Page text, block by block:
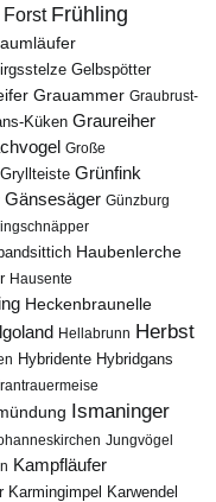
Frühling
Gelbspötter
Grauammer Graubrust-
Küken Graureiher
Große
Gryllteiste Grünfink
Gänsesäger Günzburg
Haubenlerche
Hausente
Heckenbraunelle
Hellabrunn Herbst
Hybridente Hybridgans
Irantrauermeise
Ismaninger
Jungvögel
Kampfläufer
Karmingimpel Karwendel